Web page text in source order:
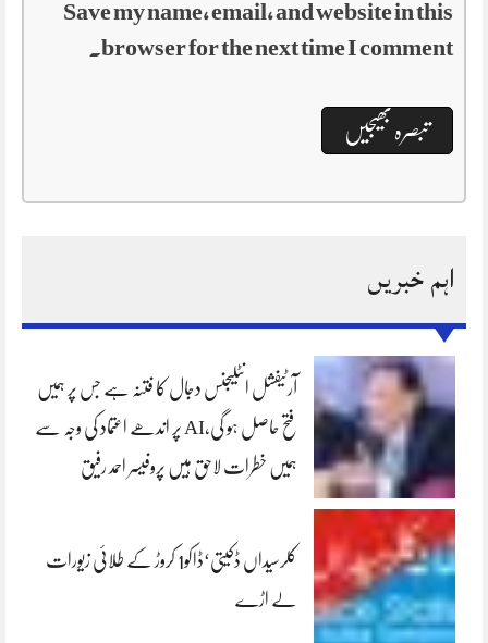
Save my name, email, and website in this
browser for the next time I comment.
اہم خبریں
آرٹیفشل انٹلیجنس دجال کا فتنہ ہے جس پر ہمیں
فتح حاصل ہو گی،AI پر اندھے اعتماد کی وجہ سے
ہمیں خطرات لاحق ہیں پروفیسر احمد رفیق
کلرسیداں ڈکیتی‘ڈاکو1 کروڑ کے طلائی زیورات
لے اڑے